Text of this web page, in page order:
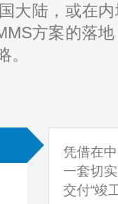
大陆，或在
方案的落
。
凭借在
一套切
交付“竣